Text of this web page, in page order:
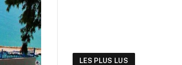
LES PLUS LUS